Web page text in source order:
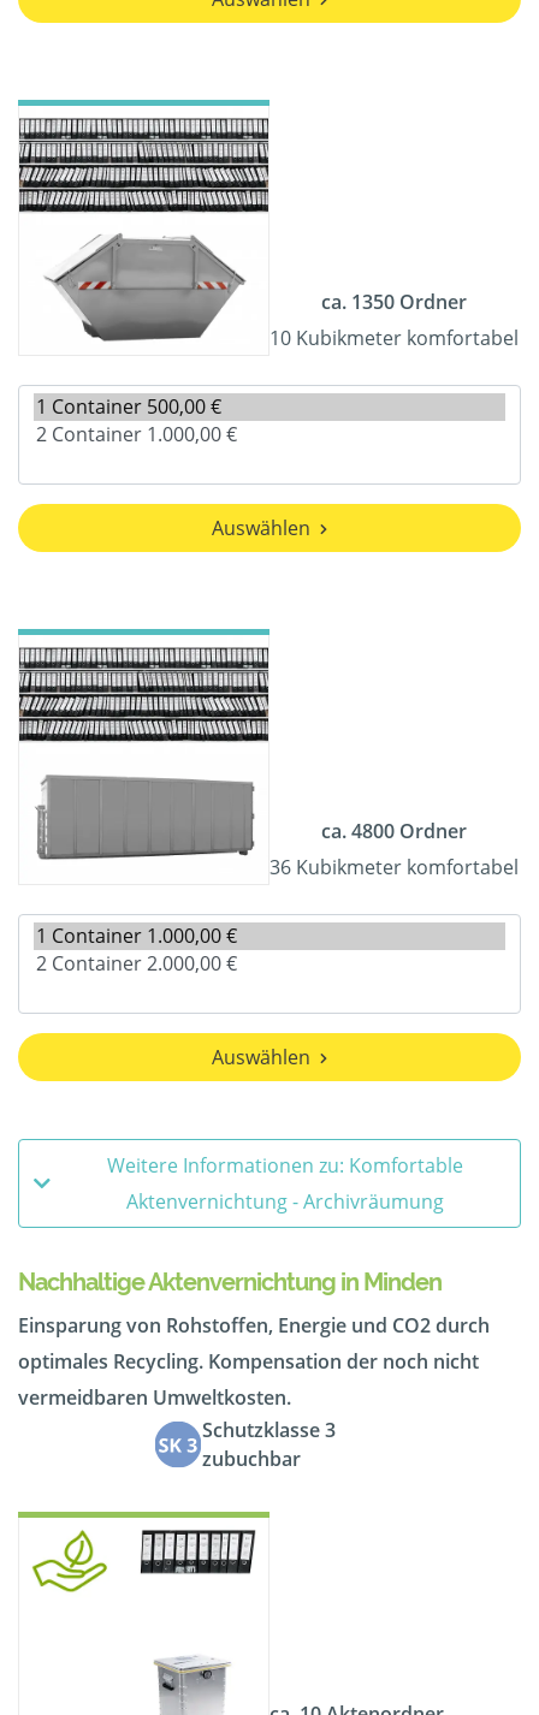
ca. 1350 Ordner
10 Kubikmeter komfortabel
Auswählen
ca. 4800 Ordner
36 Kubikmeter komfortabel
Auswählen
Weitere Informationen zu: Komfortable
Aktenvernichtung - Archivräumung
Nachhaltige Aktenvernichtung in Minden
Einsparung von Rohstoffen, Energie und CO2 durch
optimales Recycling. Kompensation der noch nicht
vermeidbaren Umweltkosten.
Schutzklasse 3
zubuchbar